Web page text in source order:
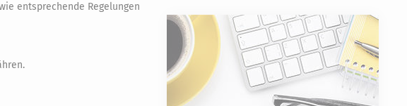
entsprechende Regelungen